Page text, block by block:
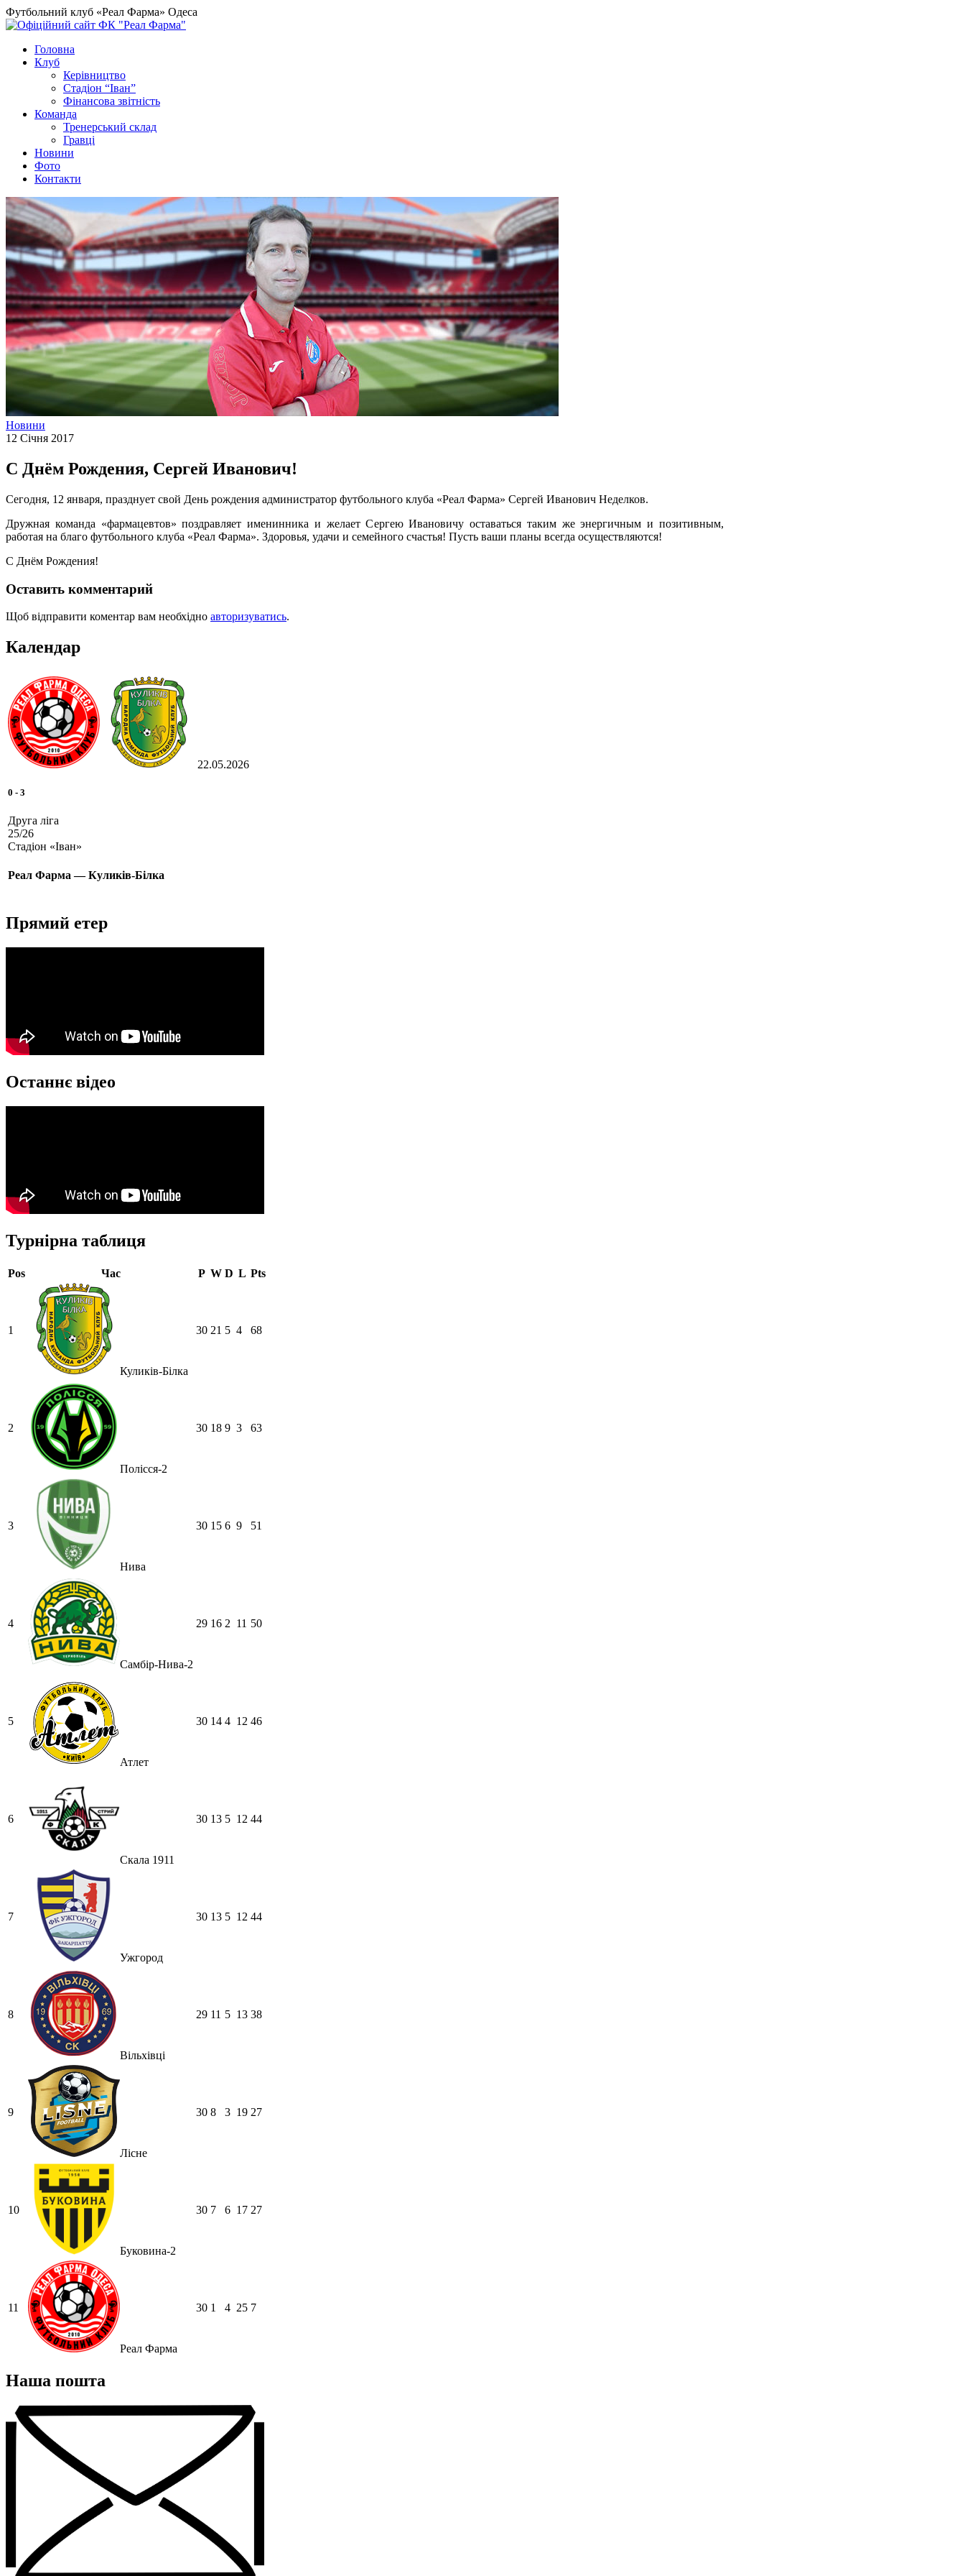
Футбольний клуб «Реал Фарма» Одеса
Головна
Клуб
Керівництво
Стадіон “Іван”
Фінансова звітність
Команда
Тренерський склад
Гравці
Новини
Фото
Контакти
Новини
12 Січня 2017
С Днём Рождения, Сергей Иванович!
Сегодня, 12 января, празднует свой День рождения администратор футбольного клуба «Реал Фарма» Сергей Иванович Неделков.
Дружная команда «фармацевтов» поздравляет именинника и желает Сергею Ивановичу оставаться таким же энергичным и позитивным,
работая на благо футбольного клуба «Реал Фарма». Здоровья, удачи и семейного счастья! Пусть ваши планы всегда осуществляются!
С Днём Рождения!
Оставить комментарий
Щоб відправити коментар вам необхідно авторизуватись.
Календар
22.05.2026
0 - 3
Друга ліга
25/26
Стадіон «Іван»
Реал Фарма — Куликів-Білка
Прямий етер
Останнє відео
Турнірна таблиця
Pos Час P W D L Pts
1
Куликів-Білка
30 21 5 4 68
2
Полісся-2
30 18 9 3 63
3
Нива
30 15 6 9 51
4
Самбір-Нива-2
29 16 2 11 50
5
Атлет
30 14 4 12 46
6
Скала 1911
30 13 5 12 44
7
Ужгород
30 13 5 12 44
8
Вільхівці
29 11 5 13 38
9
Лісне
30 8 3 19 27
10
Буковина-2
30 7 6 17 27
11
Реал Фарма
30 1 4 25 7
Наша пошта